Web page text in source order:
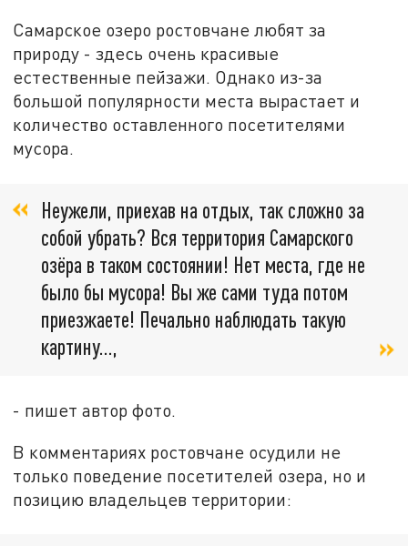
Самарское озеро ростовчане любят за
природу - здесь очень красивые
естественные пейзажи. Однако из-за
большой популярности места вырастает и
количество оставленного посетителями
мусора.
Неужели, приехав на отдых, так сложно за
собой убрать? Вся территория Самарского
озёра в таком состоянии! Нет места, где не
было бы мусора! Вы же сами туда потом
приезжаете! Печально наблюдать такую
картину...,
- пишет автор фото.
В комментариях ростовчане осудили не
только поведение посетителей озера, но и
позицию владельцев территории: